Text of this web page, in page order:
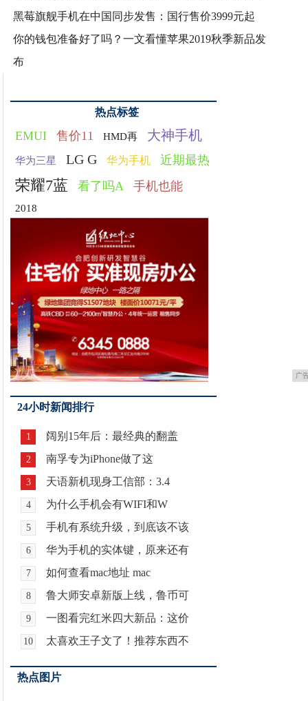
黑莓旗舰手机在中国同步发售：国行售价3999元起
你的钱包准备好了吗？一文看懂苹果2019秋季新品发
布
热点标签
EMUI 售价11 HMD再 大神手机
华为三星 LG G 华为手机 近期最热
荣耀7蓝 看了吗A 手机也能
2018
广
24小时新闻排行
1 阔别15年后：最经典的翻盖
2 南孚专为iPhone做了这
3 天语新机现身工信部：3.4
4 为什么手机会有WIFI和W
5 手机有系统升级，到底该不该
6 华为手机的实体键，原来还有
7 如何查看mac地址 mac
8 鲁大师安卓新版上线，鲁币可
9 一图看完红米四大新品：这价
10 太喜欢王子文了！推荐东西不
热点图片